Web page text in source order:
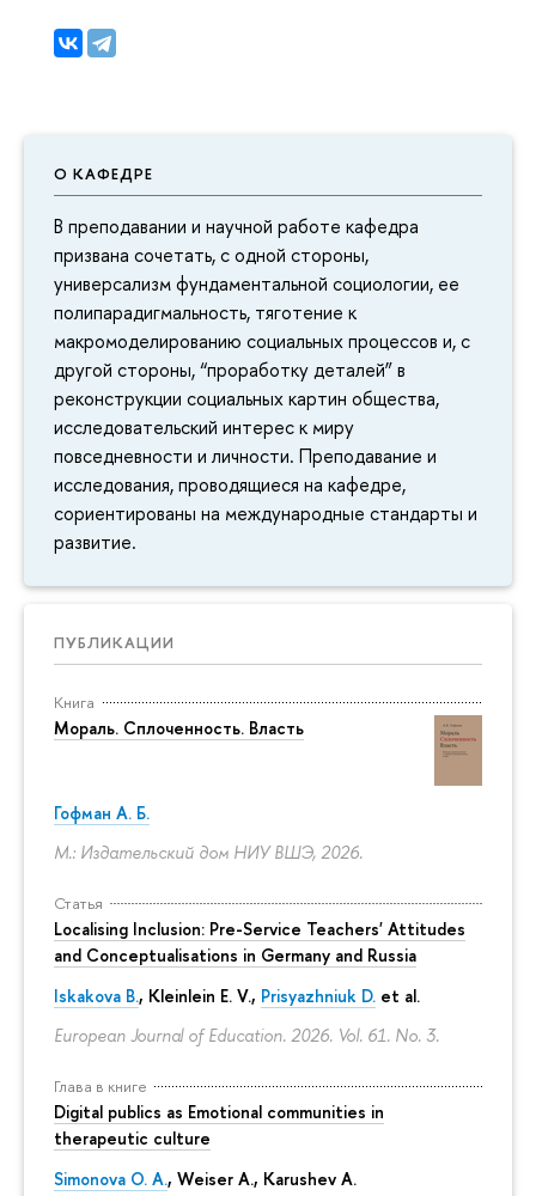
О КАФЕДРЕ
В преподавании и научной работе кафедра
призвана сочетать, с одной стороны,
универсализм фундаментальной социологии, ее
полипарадигмальность, тяготение к
макромоделированию социальных процессов и, с
другой стороны, “проработку деталей” в
реконструкции социальных картин общества,
исследовательский интерес к миру
повседневности и личности. Преподавание и
исследования, проводящиеся на кафедре,
сориентированы на международные стандарты и
развитие.
ПУБЛИКАЦИИ
Книга
Мораль. Сплоченность. Власть
Гофман А. Б.
М.: Издательский дом НИУ ВШЭ, 2026.
Статья
Localising Inclusion: Pre-Service Teachers' Attitudes
and Conceptualisations in Germany and Russia
Iskakova B., Kleinlein E. V., Prisyazhniuk D. et al.
European Journal of Education. 2026. Vol. 61. No. 3.
Глава в книге
Digital publics as Emotional communities in
therapeutic culture
Simonova O. A., Weiser A., Karushev A.